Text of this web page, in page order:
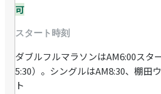
可
スタート時刻
ダブルフルマラソンはAM6:00スタ
5:30）。シングルはAM8:30、棚田
ト